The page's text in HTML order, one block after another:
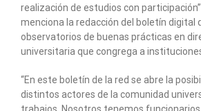
realización de estudios con
menciona la redacción del boletín digital
observatorios de buenas prácticas en
universitaria que congrega a
“En este boletín de la red se abre la
distintos actores de la comunidad